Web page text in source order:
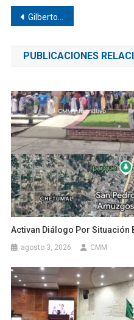
Navegación
de
entradas
Gilberto Melo reconoce labor sindical del ICEO
PUBLICACIONES
Activan Diálogo Por Situación
agosto 3, 2026 CMM